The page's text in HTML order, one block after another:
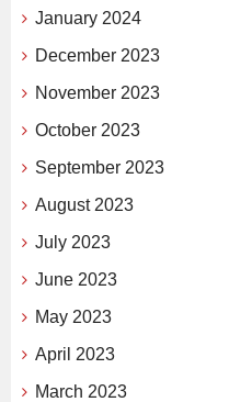
January 2024
December 2023
November 2023
October 2023
September 2023
August 2023
July 2023
June 2023
May 2023
April 2023
March 2023